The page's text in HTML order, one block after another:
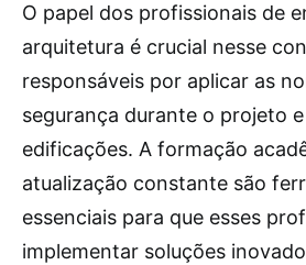
O papel dos profissionais de
arquitetura é crucial nesse
responsáveis por aplicar as
segurança durante o projeto
edificações. A formação
atualização constante são
essenciais para que esses
implementar soluções